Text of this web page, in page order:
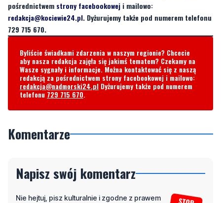
pośrednictwem strony facebookowej i mailowo:
redakcja@kociewie24.pl. Dyżurujemy także pod numerem telefonu
729 715 670.
Byliście świadkami zdarzenia w naszym regionie? Chcecie
aby nasza redakcja zajęła się jakimś tematem? Czekamy na
Wasze sygnały i informacje. Można kontaktować się z naszą
redakcją za pośrednictwem strony facebookowej i mailowo:
redakcja@nadmorski24.pl Dyżurujemy także pod numerem
telefonu 729 715 670.
Komentarze
Napisz swój komentarz
Nie hejtuj, pisz kulturalnie i zgodne z prawem